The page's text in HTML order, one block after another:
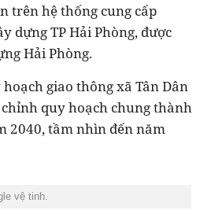
trên hệ thống cung cấp
dựng TP Hải Phòng, được
Hải Phòng.
giao thông xã Tân Dân
quy hoạch chung thành
2040, tầm nhìn đến năm
vệ tinh.